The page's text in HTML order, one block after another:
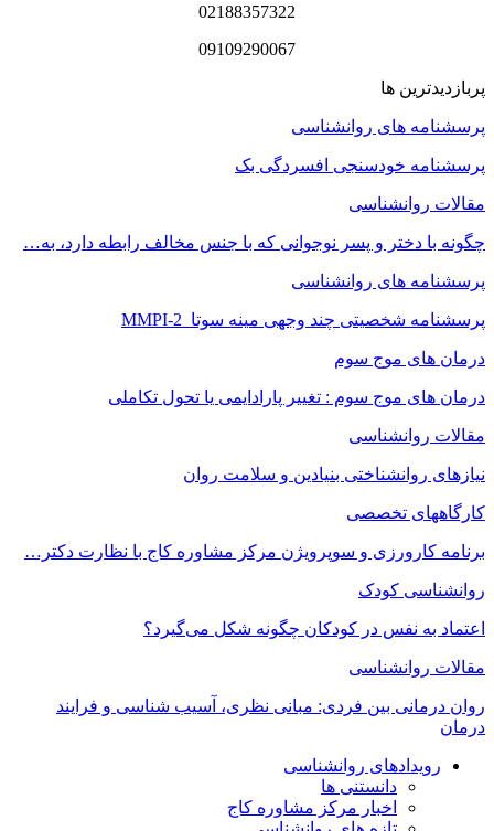
02188357322
09109290067
پربازدیدترین ها
پرسشنامه های روانشناسی
پرسشنامه خودسنجی افسردگی بک
مقالات روانشناسی
چگونه با دختر و پسر نوجوانی که با جنس مخالف رابطه دارد، به…
پرسشنامه های روانشناسی
پرسشنامه شخصیتی چند وجهی مینه سوتا MMPI-2
درمان های موج سوم
درمان های موج سوم : تغییر پارادایمی یا تحول تکاملی
مقالات روانشناسی
نیازهای روانشناختی بنیادین و سلامت روان
کارگاههای تخصصی
برنامه کارورزی و سوپرویژن مرکز مشاوره کاج با نظارت دکتر…
روانشناسی کودک
اعتماد به‌ نفس در کودکان چگونه شکل می‌گیرد؟
مقالات روانشناسی
روان درمانی بین فردی: مبانی نظری، آسیب شناسی و فرایند
درمان
رویدادهای روانشناسی
دانستنی ها
اخبار مرکز مشاوره کاج